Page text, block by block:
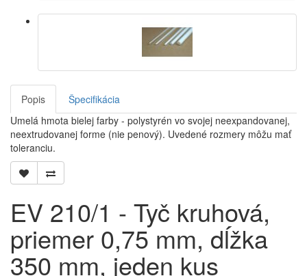
Popis
Špecifikácia
Umelá hmota bielej farby - polystyrén vo svojej neexpandovanej,
neextrudovanej forme (nie penový). Uvedené rozmery môžu mať
toleranciu.
EV 210/1 - Tyč kruhová,
priemer 0,75 mm, dĺžka
350 mm, jeden kus